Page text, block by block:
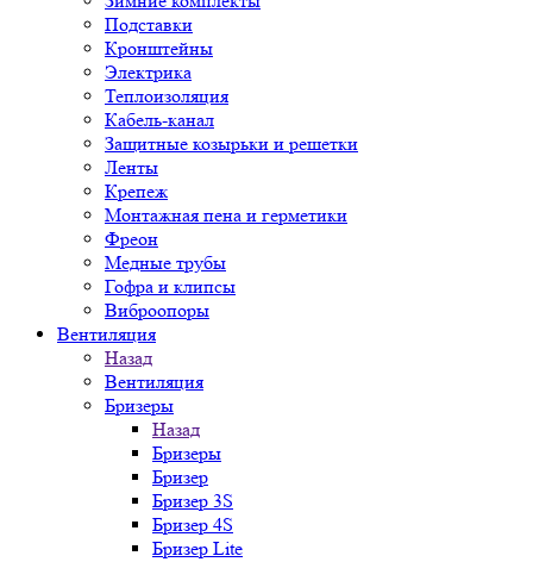
Подставки
Кронштейны
Электрика
Теплоизоляция
Кабель-канал
Защитные козырьки и решетки
Ленты
Крепеж
Монтажная пена и герметики
Фреон
Медные трубы
Гофра и клипсы
Виброопоры
Вентиляция
Назад
Вентиляция
Бризеры
Назад
Бризеры
Бризер
Бризер 3S
Бризер 4S
Бризер Lite